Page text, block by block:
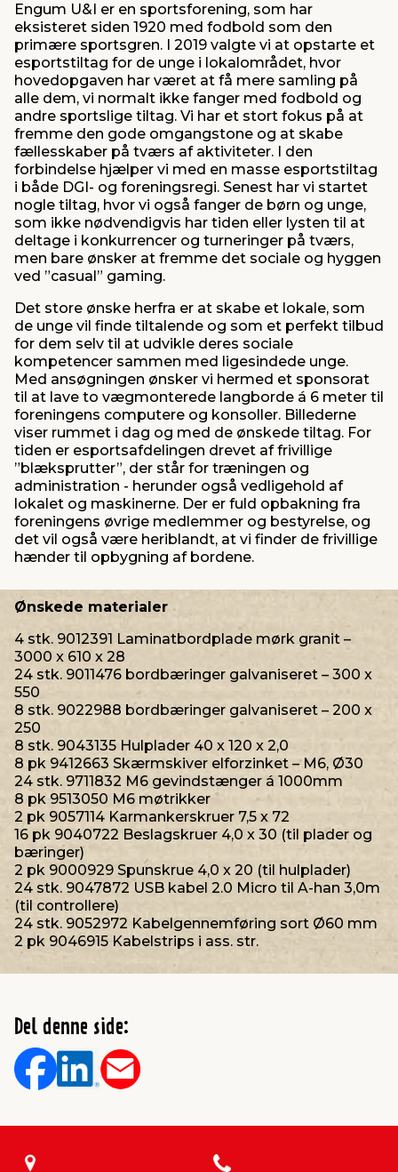
Engum U&I er en sportsforening, som har
eksisteret siden 1920 med fodbold som den
primære sportsgren. I 2019 valgte vi at opstarte et
esportstiltag for de unge i lokalområdet, hvor
hovedopgaven har været at få mere samling på
alle dem, vi normalt ikke fanger med fodbold og
andre sportslige tiltag. Vi har et stort fokus på at
fremme den gode omgangstone og at skabe
fællesskaber på tværs af aktiviteter. I den
forbindelse hjælper vi med en masse esportstiltag
i både DGI- og foreningsregi. Senest har vi startet
nogle tiltag, hvor vi også fanger de børn og unge,
som ikke nødvendigvis har tiden eller lysten til at
deltage i konkurrencer og turneringer på tværs,
men bare ønsker at fremme det sociale og hyggen
ved ”casual” gaming.
Det store ønske herfra er at skabe et lokale, som
de unge vil finde tiltalende og som et perfekt tilbud
for dem selv til at udvikle deres sociale
kompetencer sammen med ligesindede unge.
Med ansøgningen ønsker vi hermed et sponsorat
til at lave to vægmonterede langborde á 6 meter til
foreningens computere og konsoller. Billederne
viser rummet i dag og med de ønskede tiltag. For
tiden er esportsafdelingen drevet af frivillige
”blæksprutter”, der står for træningen og
administration - herunder også vedligehold af
lokalet og maskinerne. Der er fuld opbakning fra
foreningens øvrige medlemmer og bestyrelse, og
det vil også være heriblandt, at vi finder de frivillige
hænder til opbygning af bordene.
Ønskede materialer
4 stk. 9012391 Laminatbordplade mørk granit –
3000 x 610 x 28
24 stk. 9011476 bordbæringer galvaniseret – 300 x
550
8 stk. 9022988 bordbæringer galvaniseret – 200 x
250
8 stk. 9043135 Hulplader 40 x 120 x 2,0
8 pk 9412663 Skærmskiver elforzinket – M6, Ø30
24 stk. 9711832 M6 gevindstænger á 1000mm
8 pk 9513050 M6 møtrikker
2 pk 9057114 Karmankerskruer 7,5 x 72
16 pk 9040722 Beslagskruer 4,0 x 30 (til plader og
bæringer)
2 pk 9000929 Spunskrue 4,0 x 20 (til hulplader)
24 stk. 9047872 USB kabel 2.0 Micro til A-han 3,0m
(til controllere)
24 stk. 9052972 Kabelgennemføring sort Ø60 mm
2 pk 9046915 Kabelstrips i ass. str.
Del denne side: